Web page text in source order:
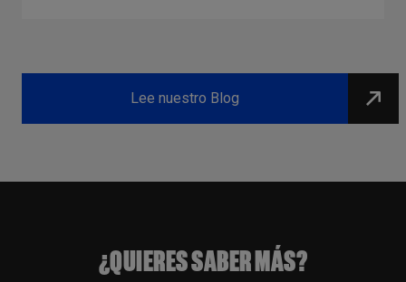
Lee nuestro Blog
¿QUIERES SABER MÁS?